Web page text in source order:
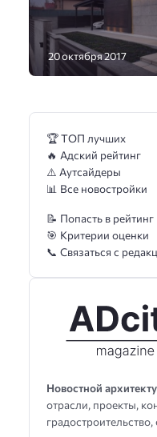
20 октября 2017
Новостной
отрасли, проекты,
🏆 ТОП лучших
🔥 Адский рейтинг
⚠️ Аутсайдеры
📊 Все новостройки
📝 Попасть в рейтинг
🎯 Критерии оценки
📞 Связаться с